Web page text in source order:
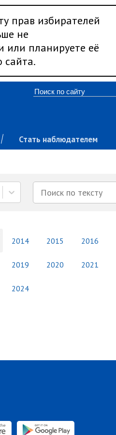
прав избирателей
не
или планируете её
сайта.
Стать наблюдателем
2014 2015 2016
2019 2020 2021
2024